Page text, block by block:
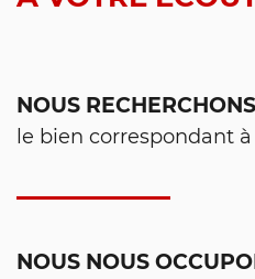
NOUS RECHERCHONS
le bien correspondant
NOUS NOUS